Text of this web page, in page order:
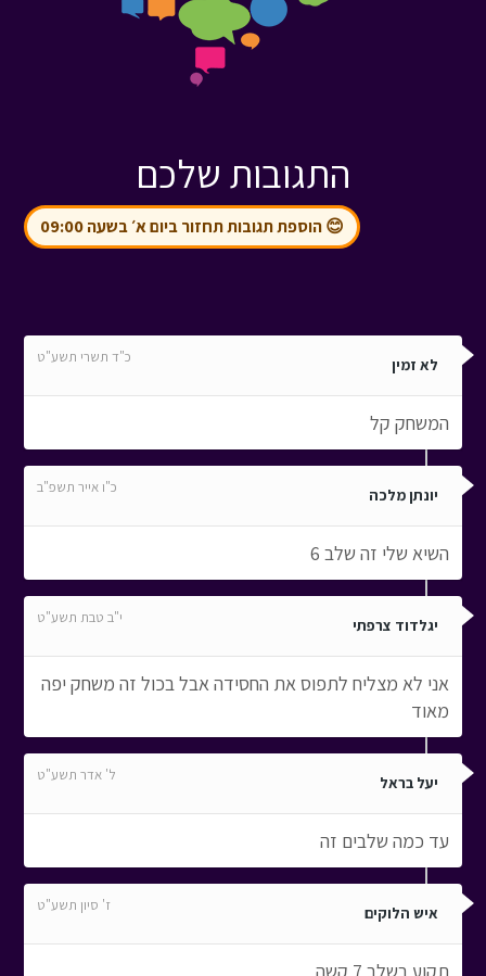
התגובות שלכם
😊 הוספת תגובות תחזור ביום א׳ בשעה 09:00
לא זמין כ"ד תשרי תשע"ט
המשחק קל
יונתן מלכה כ"ו אייר תשפ"ב
השיא שלי זה שלב 6
יגלדוד צרפתי י"ב טבת תשע"ט
אני לא מצליח לתפוס את החסידה אבל בכול זה משחק יפה
מאוד
יעל בראל ל' אדר תשע"ט
עד כמה שלבים זה
איש הלוקים ז' סיון תשע"ט